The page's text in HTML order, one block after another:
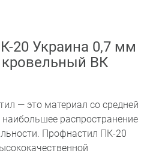
20 Украина 0,7 мм
ВК
— это материал со средней
распространение
Профнастил ПК-20